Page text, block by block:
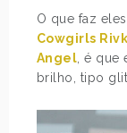
O que faz
Cowgirls
Angel , é
brilho, tipo